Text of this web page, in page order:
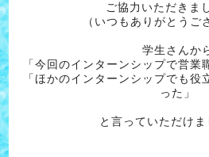
ご協力いただきま
（いつもありがとうご
学生さんか
「今回のインターンシップで営業
「ほかのインターンシップでも
った」
と言っていただけま